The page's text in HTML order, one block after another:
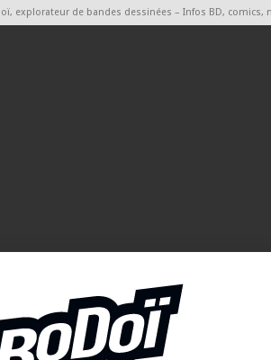
explorateur de bandes dessinées – Infos BD, comics,